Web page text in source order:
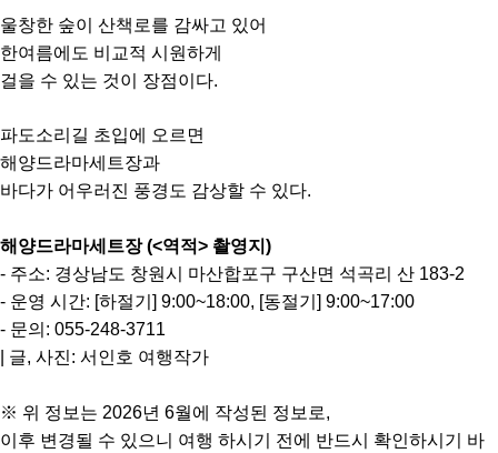
울창한 숲이 산책로를 감싸고 있어
한여름에도 비교적 시원하게
걸을 수 있는 것이 장점이다.
파도소리길 초입에 오르면
해양드라마세트장과
바다가 어우러진 풍경도 감상할 수 있다.
해양드라마세트장 (<역적> 촬영지)
- 주소: 경상남도 창원시 마산합포구 구산면 석곡리 산 183-2
- 운영 시간: [하절기] 9:00~18:00, [동절기] 9:00~17:00
- 문의: 055-248-3711
| 글, 사진: 서인호 여행작가
※ 위 정보는 2026년 6월에 작성된 정보로,
이후 변경될 수 있으니 여행 하시기 전에 반드시 확인하시기 바